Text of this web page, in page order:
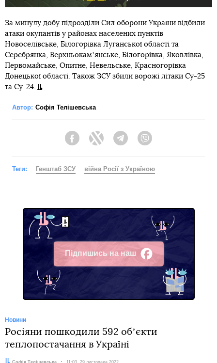
За минулу добу підрозділи Сил оборони України відбили
атаки окупантів у районах населених пунктів
Новоселівське, Білогорівка Луганської області та
Серебрянка, Верхньокамʼянське, Білогорівка, Яковлівка,
Первомайське, Опитне, Невельське, Красногорівка
Донецької області. Також ЗСУ збили ворожі літаки Су-25
та Су-24.
Автор: Софія Телішевська
FacebookTwitter Telegram
Теги: Генштаб ЗСУ війна Росії з Україною
Підпишись на наш
Facebook
Новини
Росіяни пошкодили 592 обʼєкти
теплопостачання в Україні
Автор:
Софія Телішевська Дата:
11:03, 29 листопада 2022